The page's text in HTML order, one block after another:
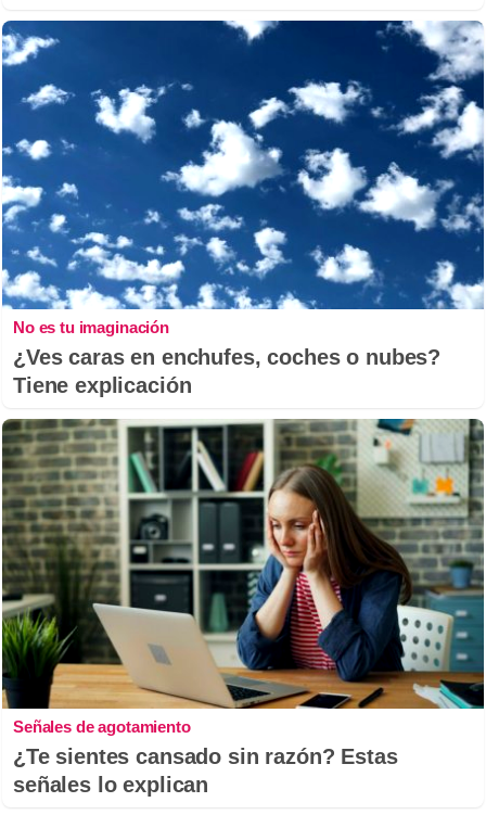
No es tu imaginación
¿Ves caras en enchufes, coches o nubes?
Tiene explicación
Señales de agotamiento
¿Te sientes cansado sin razón? Estas
señales lo explican